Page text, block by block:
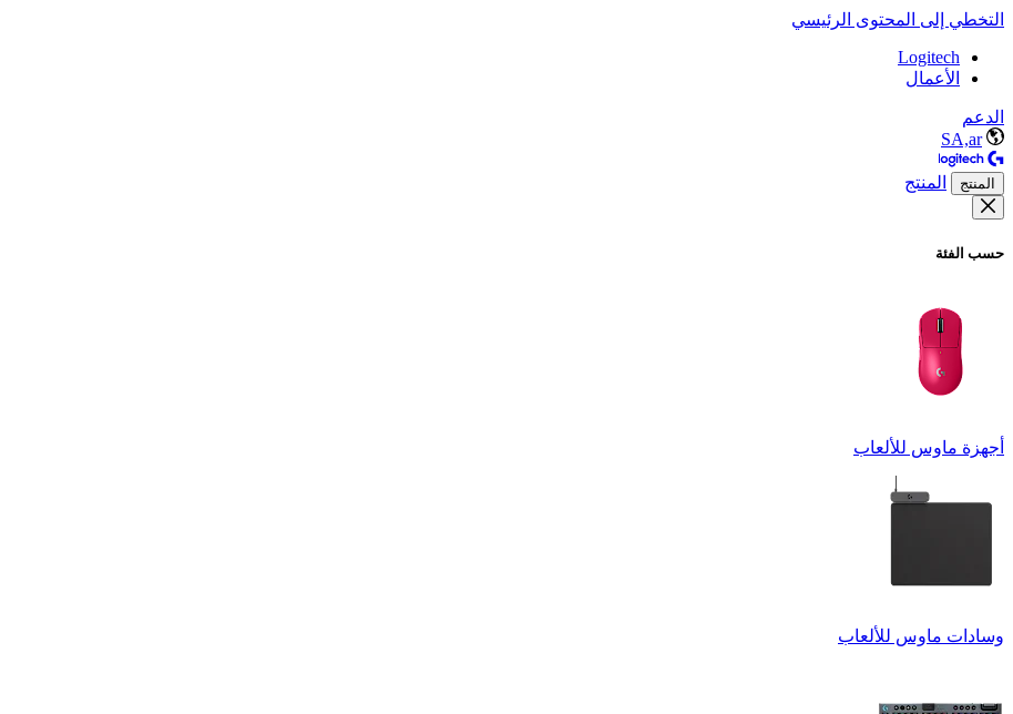
التخطي إلى المحتوى الرئيسي
Logitech
الأعمال
الدعم
SA,ar
المنتج المنتج
حسب الفئة
أجهزة ماوس للألعاب
وسادات ماوس للألعاب